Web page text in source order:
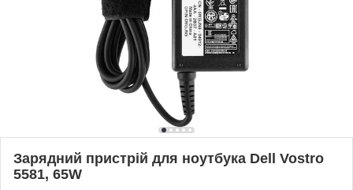
Зарядний пристрій для ноутбука Dell Vostro
5581, 65W